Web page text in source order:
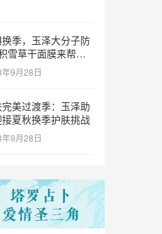
季，玉泽大分子防
雪草干面膜来帮
9月28日
美过渡季：玉泽助
夏秋换季护肤挑战
9月28日